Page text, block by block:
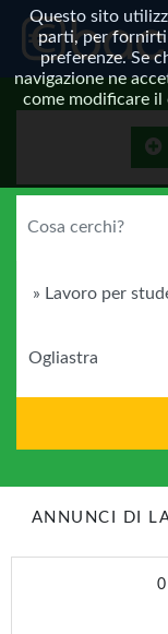
Questo sito
parti, per fornirti
preferenze. Se
navigazione ne
come modificare il
ANNUNCI DI
0